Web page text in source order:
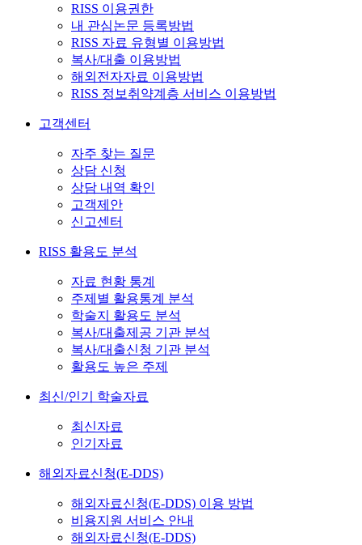
RISS 이용권한
내 관심논문 등록방법
RISS 자료 유형별 이용방법
복사/대출 이용방법
해외전자자료 이용방법
RISS 정보취약계층 서비스 이용방법
고객센터
자주 찾는 질문
상담 신청
상담 내역 확인
고객제안
신고센터
RISS 활용도 분석
자료 현황 통계
주제별 활용통계 분석
학술지 활용도 분석
복사/대출제공 기관 분석
복사/대출신청 기관 분석
활용도 높은 주제
최신/인기 학술자료
최신자료
인기자료
해외자료신청(E-DDS)
해외자료신청(E-DDS) 이용 방법
비용지원 서비스 안내
해외자료신청(E-DDS)